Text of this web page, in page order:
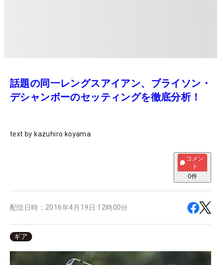
話題の同一レングスアイアン、ブライソン・
デシャンボーのセッティングを徹底分析！
text by kazuhiro koyama
コメン
ト
0件
配信日時： 2016年4月19日 12時00分
ギア